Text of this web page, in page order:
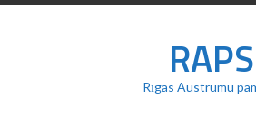
Skip
Rīgas Austrumu